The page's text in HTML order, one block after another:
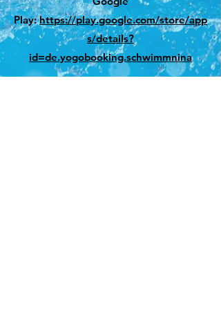
Play:https://play.google.com/store/app
s/details?
id=de.yogobooking.schwimmnina